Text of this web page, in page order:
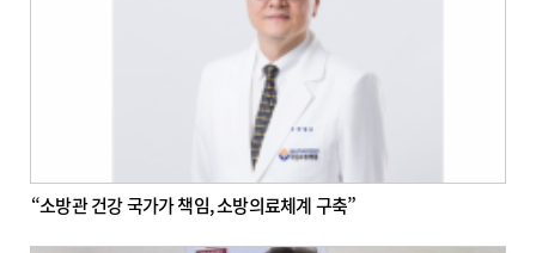
“소방관 건강 국가가 책임, 소방의료체계 구축”